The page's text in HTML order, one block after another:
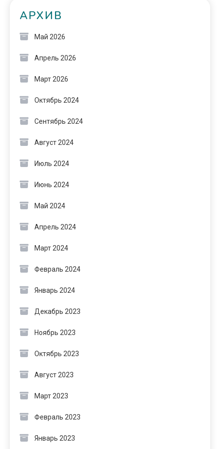
АРХИВ
Май 2026
Апрель 2026
Март 2026
Октябрь 2024
Сентябрь 2024
Август 2024
Июль 2024
Июнь 2024
Май 2024
Апрель 2024
Март 2024
Февраль 2024
Январь 2024
Декабрь 2023
Ноябрь 2023
Октябрь 2023
Август 2023
Март 2023
Февраль 2023
Январь 2023